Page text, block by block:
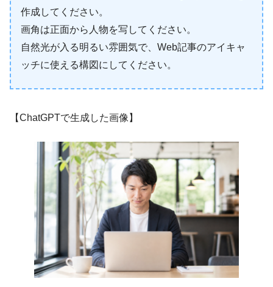
作成してください。
画角は正面から人物を写してください。
自然光が入る明るい雰囲気で、Web記事のアイキャ
ッチに使える構図にしてください。
【ChatGPTで生成した画像】